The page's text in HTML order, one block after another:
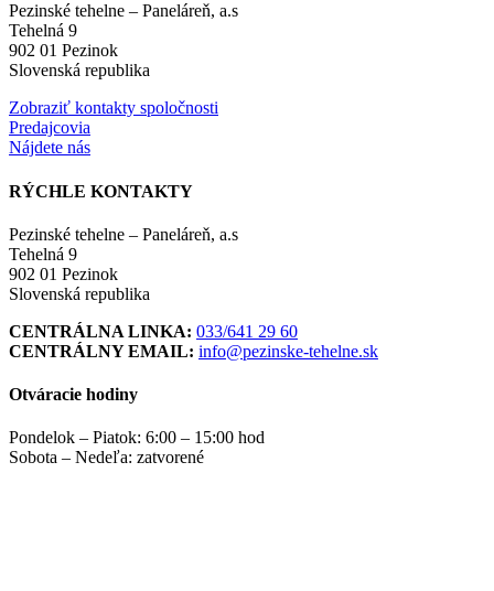
Pezinské tehelne – Paneláreň, a.s
Tehelná 9
902 01 Pezinok
Slovenská republika
Zobraziť kontakty spoločnosti
Predajcovia
Nájdete nás
RÝCHLE KONTAKTY
Pezinské tehelne – Paneláreň, a.s
Tehelná 9
902 01 Pezinok
Slovenská republika
CENTRÁLNA LINKA: 033/641 29 60
CENTRÁLNY EMAIL: info@pezinske-tehelne.sk
Otváracie hodiny
Pondelok – Piatok: 6:00 – 15:00 hod
Sobota – Nedeľa: zatvorené